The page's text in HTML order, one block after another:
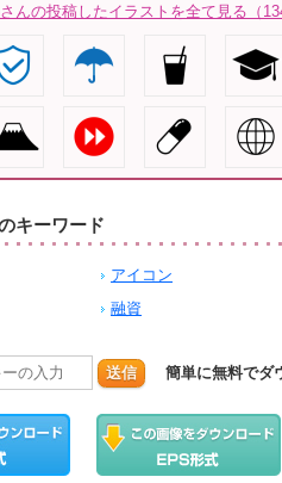
んの投稿したイラストを全て見る（
キーワード
アイコン
融資
送信 簡単に無料でダ